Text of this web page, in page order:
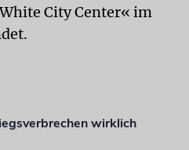
City Center« im
wirklich